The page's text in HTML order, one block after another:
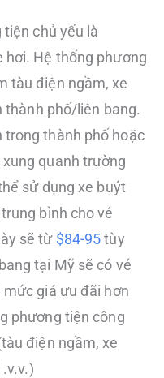
chủ yếu là
hơi. Hệ thống phương
tàu điện ngầm, xe
thành phố/liên bang.
thành phố hoặc
quanh trường
sử dụng xe buýt
bình cho vé
sẽ từ $84-95tùy
tại Mỹ sẽ có vé
giá ưu đãi hơn
phương tiện công
điện ngầm, xe